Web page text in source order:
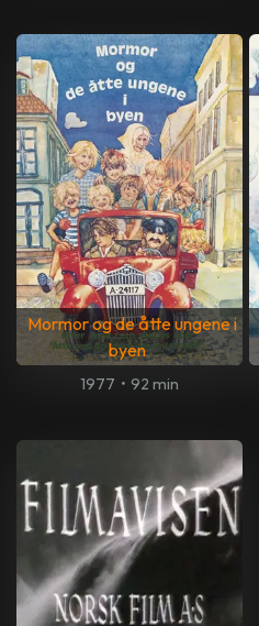
Mormor og de åtte ungene i
byen
1977 • 92 min